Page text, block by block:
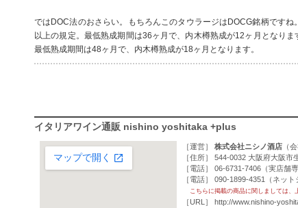
ではDOC法のおさらい。もちろんこのタウラージはDOCG銘柄です
以上の規定。最低熟成期間は36ヶ月で、内木樽熟成が12ヶ月となり
最低熟成期間は48ヶ月で、内木樽熟成が18ヶ月となります。
イタリアワイン通販 nishino yoshitaka +plus
［運営］ 株式会社ニシノ酒店 （
［住所］ 544-0032 大阪府大阪市
［電話］ 06-6731-7406（実店舗専
［電話］ 090-1899-4351（ネット
こちらに掲載の商品に関しましては、
［URL］ http://www.nishino-